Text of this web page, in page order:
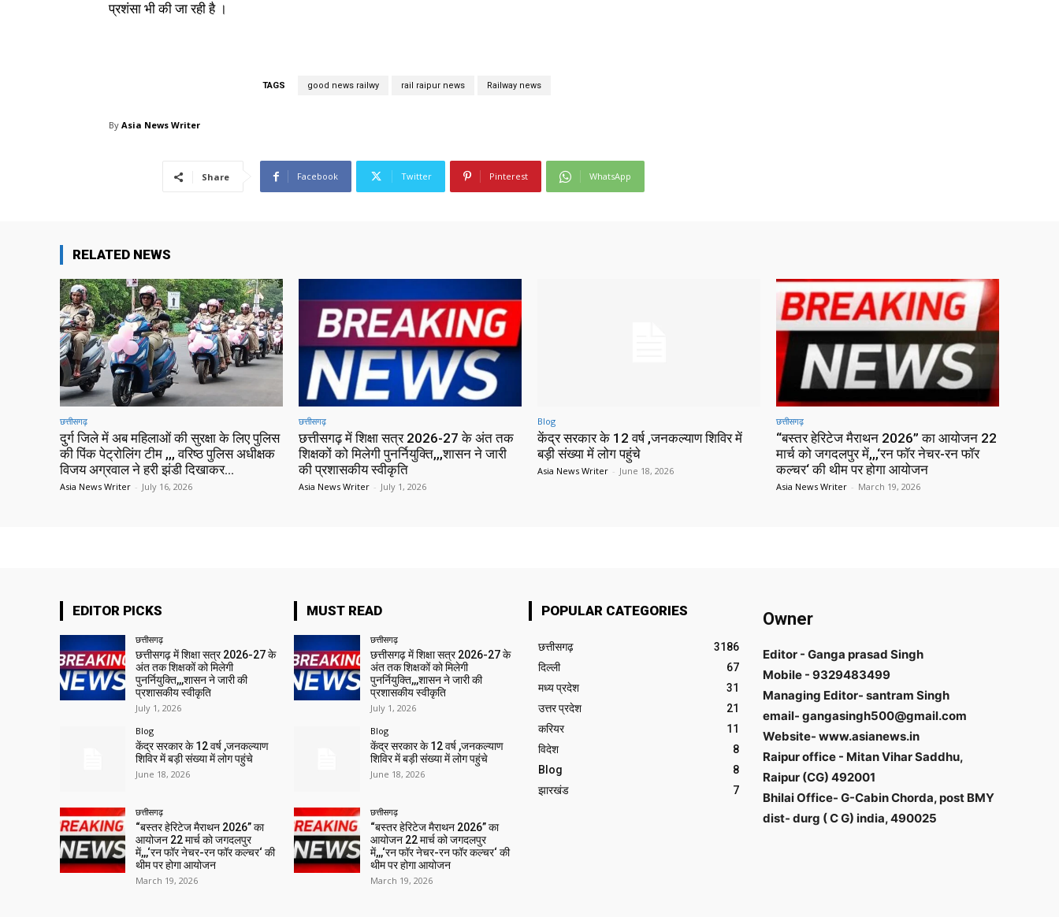
प्रशंसा भी की जा रही है ।
TAGS good news railwy rail raipur news Railway news
By Asia News Writer
Share Facebook Twitter Pinterest WhatsApp
RELATED NEWS
छत्तीसगढ़
दुर्ग जिले में अब महिलाओं की सुरक्षा के लिए पुलिस
की पिंक पेट्रोलिंग टीम ,,, वरिष्ठ पुलिस अधीक्षक
विजय अग्रवाल ने हरी झंडी दिखाकर...
Asia News Writer - July 16, 2026
छत्तीसगढ़
छत्तीसगढ़ में शिक्षा सत्र 2026-27 के अंत तक
शिक्षकों को मिलेगी पुनर्नियुक्ति,,,शासन ने जारी
की प्रशासकीय स्वीकृति
Asia News Writer - July 1, 2026
Blog
केंद्र सरकार के 12 वर्ष ,जनकल्याण शिविर में
बड़ी संख्या में लोग पहुंचे
Asia News Writer - June 18, 2026
छत्तीसगढ़
“बस्तर हेरिटेज मैराथन 2026” का आयोजन 22
मार्च को जगदलपुर में,,,‘रन फॉर नेचर-रन फॉर
कल्चर‘ की थीम पर होगा आयोजन
Asia News Writer - March 19, 2026
EDITOR PICKS
छत्तीसगढ़
छत्तीसगढ़ में शिक्षा सत्र 2026-27 के
अंत तक शिक्षकों को मिलेगी
पुनर्नियुक्ति,,,शासन ने जारी की
प्रशासकीय स्वीकृति
July 1, 2026
Blog
केंद्र सरकार के 12 वर्ष ,जनकल्याण
शिविर में बड़ी संख्या में लोग पहुंचे
June 18, 2026
छत्तीसगढ़
“बस्तर हेरिटेज मैराथन 2026” का
आयोजन 22 मार्च को जगदलपुर
में,,,‘रन फॉर नेचर-रन फॉर कल्चर‘ की
थीम पर होगा आयोजन
March 19, 2026
MUST READ
छत्तीसगढ़
छत्तीसगढ़ में शिक्षा सत्र 2026-27 के
अंत तक शिक्षकों को मिलेगी
पुनर्नियुक्ति,,,शासन ने जारी की
प्रशासकीय स्वीकृति
July 1, 2026
Blog
केंद्र सरकार के 12 वर्ष ,जनकल्याण
शिविर में बड़ी संख्या में लोग पहुंचे
June 18, 2026
छत्तीसगढ़
“बस्तर हेरिटेज मैराथन 2026” का
आयोजन 22 मार्च को जगदलपुर
में,,,‘रन फॉर नेचर-रन फॉर कल्चर‘ की
थीम पर होगा आयोजन
March 19, 2026
POPULAR CATEGORIES
छत्तीसगढ़
3186
दिल्ली
67
मध्य प्रदेश
31
उत्तर प्रदेश
21
करियर
11
विदेश
8
Blog
8
झारखंड
7
Owner
Editor - Ganga prasad Singh
Mobile - 9329483499
Managing Editor- santram Singh
email- gangasingh500@gmail.com
Website- www.asianews.in
Raipur office - Mitan Vihar Saddhu,
Raipur (CG) 492001
Bhilai Office- G-Cabin Chorda, post BMY
dist- durg ( C G) india, 490025